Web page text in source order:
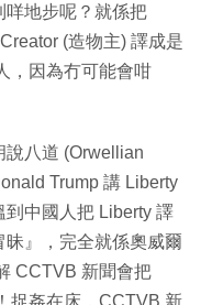
咩地步呢？就係把
(造物主) 譯成是
，因為冇可能會咁
說八道 (Orwellian
Trump 講 Liberty
中國人把 Liberty 譯
』，完全就係奧威爾
CCTVB 新聞會把
捉姦在床，CCTVB 新